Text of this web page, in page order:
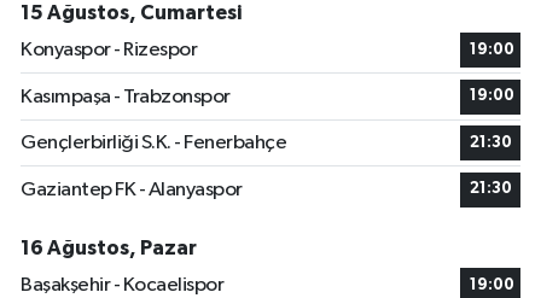
15 Ağustos, Cumartesi
Konyaspor - Rizespor
19:00
Kasımpaşa - Trabzonspor 19:00
Gençlerbirliği S.K. - Fenerbahçe 21:30
Gaziantep FK - Alanyaspor 21:30
16 Ağustos, Pazar
Başakşehir - Kocaelispor
19:00